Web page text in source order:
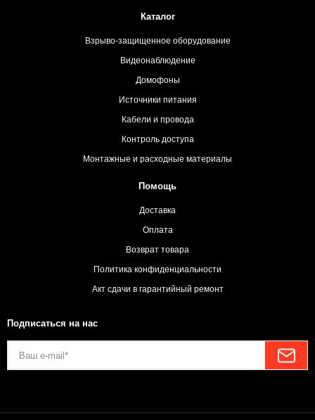
Каталог
Взрыво-защищенное оборудование
Видеонаблюдение
Домофоны
Источники питания
Кабели и провода
Контроль доступа
Монтажные и расходные материалы
Помощь
Доставка
Оплата
Возврат товара
Политика конфиденциальности
Акт сдачи в гарантийный ремонт
Подписаться на нас